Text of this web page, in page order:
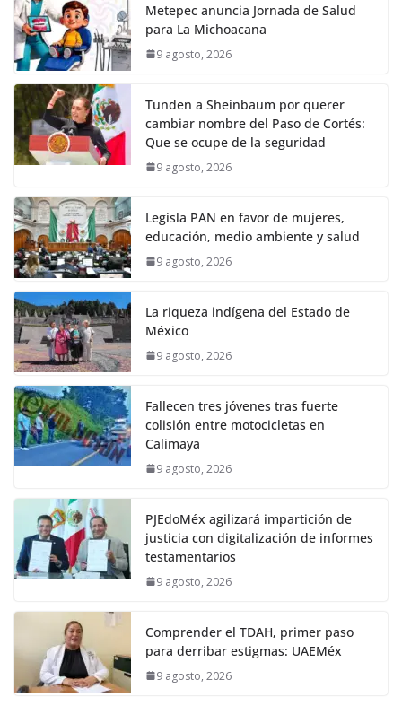
Metepec anuncia Jornada de Salud
para La Michoacana
9 agosto, 2026
Tunden a Sheinbaum por querer
cambiar nombre del Paso de Cortés:
Que se ocupe de la seguridad
9 agosto, 2026
Legisla PAN en favor de mujeres,
educación, medio ambiente y salud
9 agosto, 2026
La riqueza indígena del Estado de
México
9 agosto, 2026
Fallecen tres jóvenes tras fuerte
colisión entre motocicletas en
Calimaya
9 agosto, 2026
PJEdoMéx agilizará impartición de
justicia con digitalización de informes
testamentarios
9 agosto, 2026
Comprender el TDAH, primer paso
para derribar estigmas: UAEMéx
9 agosto, 2026